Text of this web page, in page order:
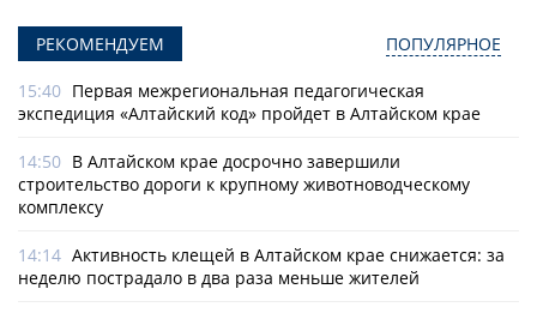
РЕКОМЕНДУЕМ ПОПУЛЯРНОЕ
15:40 Первая межрегиональная педагогическая
экспедиция «Алтайский код» пройдет в Алтайском крае
14:50 В Алтайском крае досрочно завершили
строительство дороги к крупному животноводческому
комплексу
14:14 Активность клещей в Алтайском крае снижается: за
неделю пострадало в два раза меньше жителей